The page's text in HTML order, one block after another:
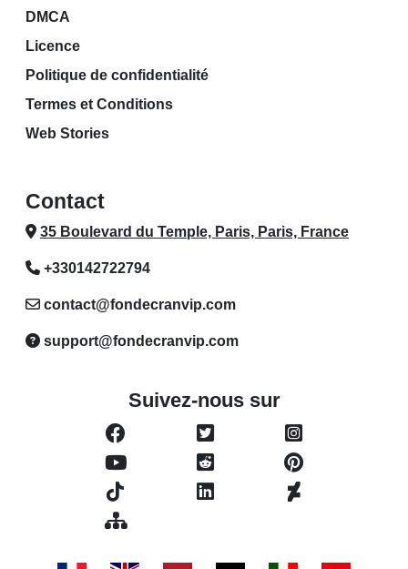
DMCA
Licence
Politique de confidentialité
Termes et Conditions
Web Stories
Contact
35 Boulevard du Temple, Paris, Paris, France
+330142722794
contact@fondecranvip.com
support@fondecranvip.com
Suivez-nous sur